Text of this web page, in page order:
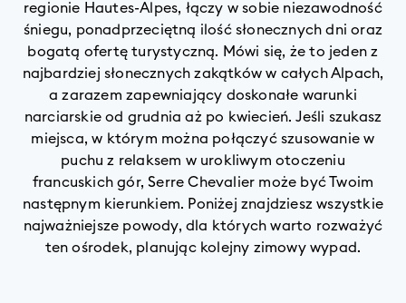
regionie Hautes-Alpes, łączy w sobie niezawodność
śniegu, ponadprzeciętną ilość słonecznych dni oraz
bogatą ofertę turystyczną. Mówi się, że to jeden z
najbardziej słonecznych zakątków w całych Alpach,
a zarazem zapewniający doskonałe warunki
narciarskie od grudnia aż po kwiecień. Jeśli szukasz
miejsca, w którym można połączyć szusowanie w
puchu z relaksem w urokliwym otoczeniu
francuskich gór, Serre Chevalier może być Twoim
następnym kierunkiem. Poniżej znajdziesz wszystkie
najważniejsze powody, dla których warto rozważyć
ten ośrodek, planując kolejny zimowy wypad.